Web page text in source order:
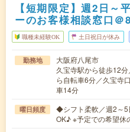
【短期限定】週2日～
ーのお客様相談窓口＠
職種未経験OK 土日祝日が休み
勤務地
大阪府八尾市
久宝寺駅から徒歩12
ら自転車6分／久宝寺
車14分
曜日頻度
◆シフト柔軟／週2～5
OK♪ ※予定での希望休